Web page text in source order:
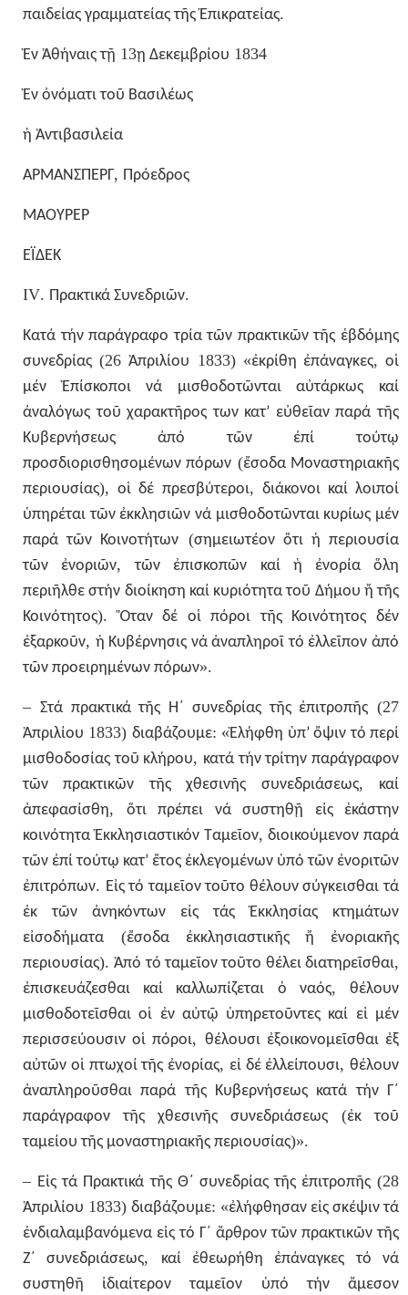
παιδείας γραμματείας τῆς Ἐπικρατείας.
Ἐν Ἀθήναις τῇ 13ῃ Δεκεμβρίου 1834
Ἐν ὀνόματι τοῦ Βασιλέως
ἡ Ἀντιβασιλεία
ΑΡΜΑΝΣΠΕΡΓ, Πρόεδρος
ΜΑΟΥΡΕΡ
ΕΪΔΕΚ
IV. Πρακτικά Συνεδριῶν.
Κατά τήν παράγραφο τρία τῶν πρακτικῶν τῆς ἑβδόμης
συνεδρίας (26Ἀπριλίου 1833) «ἐκρίθη ἐπάναγκες,οἱ
μέν
Ἐπίσκοποι νά μισθοδοτῶνται αὐτάρκως
καί
ἀναλόγως τοῦ χαρακτῆρος των κατ’ εὐθεῖαν παρά τῆς
Κυβερνήσεως
ἀπό τῶν ἐπί
τούτῳ
προσδιορισθησομένων πόρων (ἔσοδα Μοναστηριακῆς
περιουσίας),οἱ δέ πρεσβύτεροι, διάκονοι καί λοιποί
ὑπηρέται τῶν ἐκκλησιῶν νά μισθοδοτῶνται κυρίως μέν
παρά τῶν Κοινοτήτων (σημειωτέον ὅτι ἡ περιουσία
τῶν
ἐνοριῶν,τῶν ἐπισκοπῶν καί ἡ ἐνορία
ὅλη
περιῆλθε στήν διοίκηση καί κυριότητα τοῦ Δήμου ἤ τῆς
Κοινότητος).Ὅταν δέ οἱ πόροι τῆς Κοινότητος δέν
ἐξαρκοῦν, ἡ Κυβέρνησις νά ἀναπληροῖ τό ἐλλεῖπον ἀπό
τῶν προειρημένων πόρων».
– Στά πρακτικά τῆς Η΄ συνεδρίας τῆς ἐπιτροπῆς (27
Ἀπριλίου 1833) διαβάζουμε: «Ἐλήφθη ὑπ’ ὄψιν τό περί
μισθοδοσίας τοῦ κλήρου, κατά τήν τρίτην παράγραφον
τῶν
πρακτικῶν τῆς χθεσινῆς συνεδριάσεως, καί
ἀπεφασίσθη, ὅτι πρέπει νά συστηθῇ εἰς
ἑκάστην
κοινότητα Ἐκκλησιαστικόν Ταμεῖον,διοικούμενον παρά
τῶν ἐπί τούτῳ κατ’ ἔτος ἐκλεγομένων ὑπό τῶν ἐνοριτῶν
ἐπιτρόπων. Εἰς τό ταμεῖον τοῦτο θέλουν σύγκεισθαι τά
ἐκ
τῶν ἀνηκόντων εἰς τάς Ἐκκλησίας
κτημάτων
εἰσοδήματα (ἔσοδα ἐκκλησιαστικῆς ἤ
ἐνοριακῆς
περιουσίας).Ἀπό τό ταμεῖον τοῦτο θέλει διατηρεῖσθαι,
ἐπισκευάζεσθαι καί καλλωπίζεται ὁ ναός,θέλουν
μισθοδοτεῖσθαι οἱ ἐν αὐτῷ ὑπηρετοῦντες καί εἰ μέν
περισσεύουσιν οἱ πόροι, θέλουσι ἐξοικονομεῖσθαι ἐξ
αὐτῶν οἱ πτωχοί τῆς ἐνορίας, εἰ δέ ἐλλείπουσι, θέλουν
ἀναπληροῦσθαι παρά τῆς Κυβερνήσεως κατά τήν Γ΄
παράγραφον
τῆς χθεσινῆς συνεδριάσεως (ἐκ
τοῦ
ταμείου τῆς μοναστηριακῆς περιουσίας)».
– Εἰς τά Πρακτικά τῆς Θ΄ συνεδρίας τῆς ἐπιτροπῆς (28
Ἀπριλίου 1833) διαβάζουμε: «ἐλήφθησαν εἰς σκέψιν τά
ἐνδιαλαμβανόμενα εἰς τό Γ΄ ἄρθρον τῶν πρακτικῶν τῆς
Ζ΄
συνεδριάσεως, καί ἐθεωρήθη ἐπάναγκες τό
νά
συστηθῆ
ἰδιαίτερον ταμεῖον ὑπό τήν
ἄμεσον